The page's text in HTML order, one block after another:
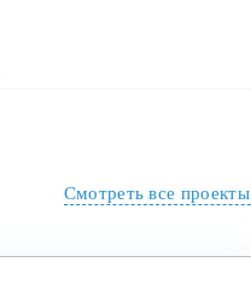
Смотреть все проекты